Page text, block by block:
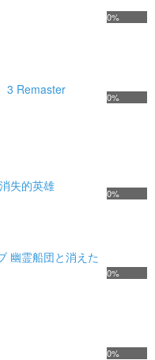
0%
3 Remaster 0%
失的英雄 0%
幽霊船団と消えた
0%
0%